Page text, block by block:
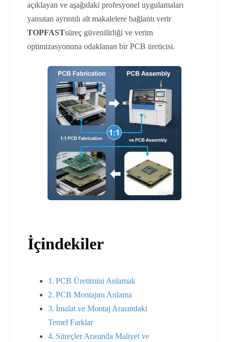
açıklayan ve aşağıdaki profesyonel uygulamaları
yansıtan ayrıntılı alt makalelere bağlantı verir
TOPFASTsüreç güvenilirliği ve verim
optimizasyonuna odaklanan bir PCB üreticisi.
İçindekiler
PCB Üretimini Anlamak
PCB Montajını Anlama
İmalat ve Montaj Arasındaki
Temel Farklar
Süreçler Arasında Maliyet ve